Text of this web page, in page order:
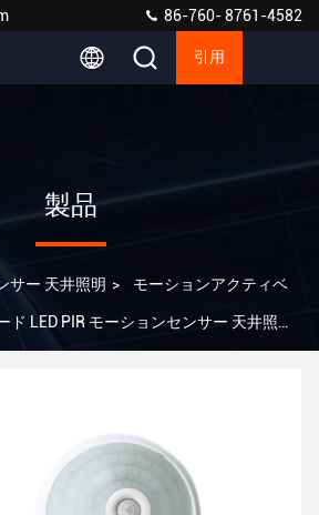
86-760- 8761-4582
引用
製品
サー 天井照明 > モーションアクティベ
LED PIR モーションセンサー 天井照明